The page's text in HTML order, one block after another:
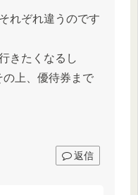
れぞれ違うのです
きたくなるし
上、優待券まで
返信